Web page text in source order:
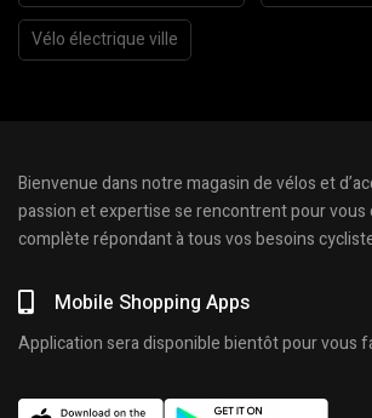
Vélo électrique ville
Bienvenue dans notre magasin de vélos et
passion et expertise se rencontrent pour
complète répondant à tous vos besoins
Mobile Shopping Apps
Application sera disponible bientôt pour vous